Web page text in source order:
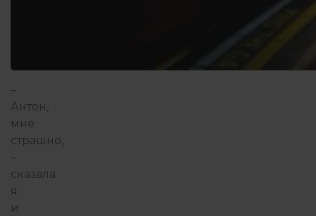
–
Антон,
мне
страшно,
–
сказала
я
и